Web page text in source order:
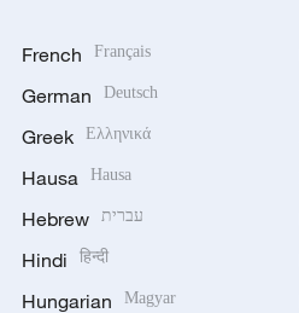
French Français
German Deutsch
Greek Ελληνικά
Hausa Hausa
Hebrew עברית
Hindi हिन्दी
Hungarian Magyar